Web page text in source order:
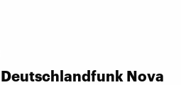
Nova